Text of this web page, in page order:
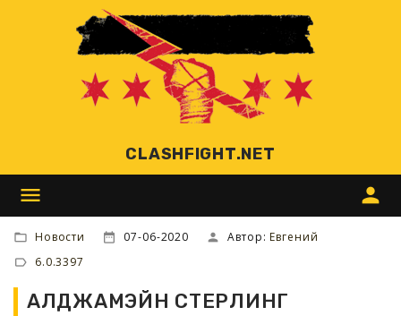
CLASHFIGHT.NET
menu person
Новости 07-06-2020 Автор:Евгений
6.0.3397
АЛДЖАМЭЙН СТЕРЛИНГ